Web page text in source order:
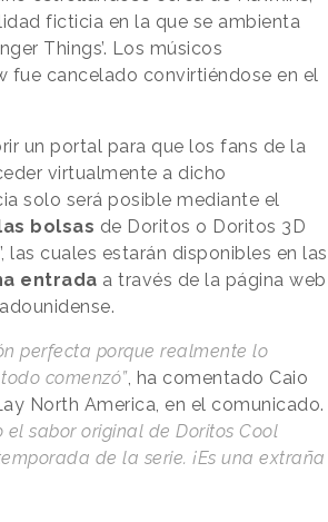
ficticia en la que se ambienta
Things’. Los músicos
fue cancelado convirtiéndose en el
un portal para que los fans de la
virtualmente a dicho
solo será posible mediante el
bolsas de Doritos o Doritos 3D
las cuales estarán disponibles en las
entrada a través de la página web
perfecta porque realmente lo
comenzó”, ha comentado Caio
North America, en el comunicado.
sabor original de Doritos Cool
de la serie. ¡Es una extraña